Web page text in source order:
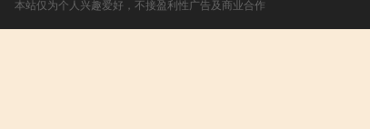
本站仅为个人兴趣爱好，不接盈利性广告及商业合作